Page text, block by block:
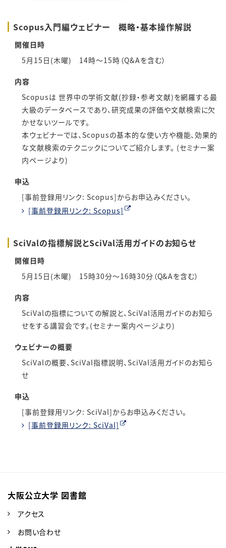
Scopus入門編ウェビナー 概略・基本操作解説
開催日時
5月15日(木曜) 14時～15時（Q&Aを含む）
内容
Scopusは 世界中の学術文献(抄録・参考文献)を網羅する最
大級のデータベースであり、研究成果の評価や文献検索に欠
かせないツールです。
本ウェビナーでは、Scopusの基本的な使い方や機能、効果的
な文献検索のテクニックについてご紹介します。 (セミナー案
内ページより)
申込
[事前登録用リンク: Scopus]からお申込みください。
[事前登録用リンク: Scopus]
SciValの指標解説とSciVal活用ガイドのお知らせ
開催日時
5月15日(木曜) 15時30分～16時30分（Q&Aを含む）
内容
SciValの指標についての解説と、SciVal活用ガイドのお知ら
せをする講習会です。(セミナー案内ページより)
ウェビナーの概要
SciValの概要、SciVal指標説明、SciVal活用ガイドのお知ら
せ
申込
[事前登録用リンク: SciVal]からお申込みください。
[事前登録用リンク: SciVal]
大阪公立大学 図書館
アクセス
お問い合わせ